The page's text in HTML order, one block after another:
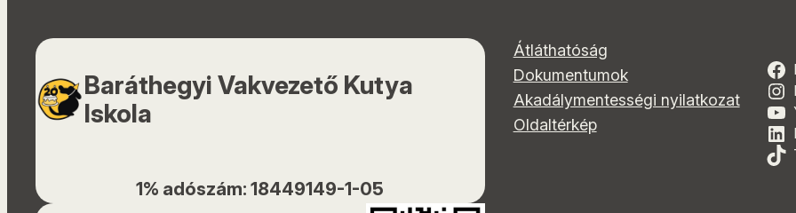
Baráthegyi Vakvezető Kutya
Iskola
1% adószám: 18449149-1-05
Átláthatóság
Dokumentumok
Akadálymentességi nyilatkozat
Oldaltérkép